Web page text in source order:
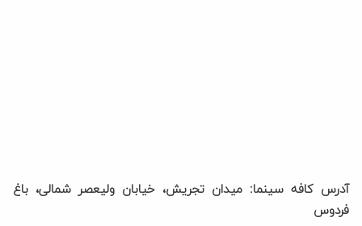
آدرس کافه سینما: میدان تجریش، خیابان ولیعصر شمالی، باغ
فردوس